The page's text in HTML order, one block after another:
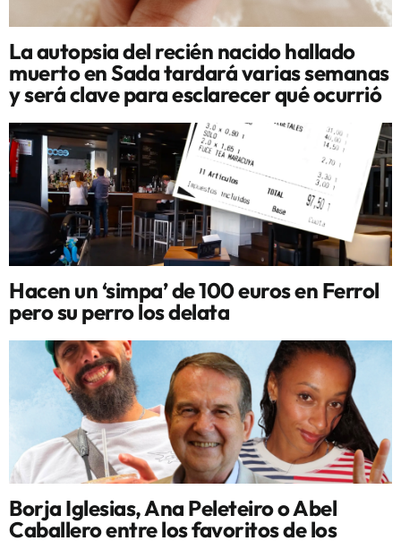
La autopsia del recién nacido hallado
muerto en Sada tardará varias semanas
y será clave para esclarecer qué ocurrió
Hacen un ‘simpa’ de 100 euros en Ferrol
pero su perro los delata
Borja Iglesias, Ana Peleteiro o Abel
Caballero entre los favoritos de los